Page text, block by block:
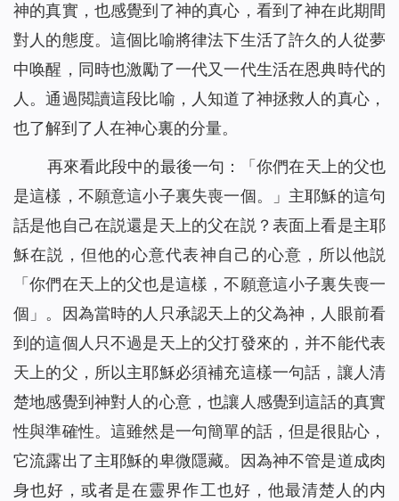
神的真實，也感覺到了神的真心，看到了神在此期間
對人的態度。這個比喻將律法下生活了許久的人從夢
中唤醒，同時也激勵了一代又一代生活在恩典時代的
人。通過閲讀這段比喻，人知道了神拯救人的真心，
也了解到了人在神心裏的分量。
再來看此段中的最後一句：「你們在天上的父也
是這樣，不願意這小子裏失喪一個。」主耶穌的這句
話是他自己在説還是天上的父在説？表面上看是主耶
穌在説，但他的心意代表神自己的心意，所以他説
「你們在天上的父也是這樣，不願意這小子裏失喪一
個」。因為當時的人只承認天上的父為神，人眼前看
到的這個人只不過是天上的父打發來的，并不能代表
天上的父，所以主耶穌必須補充這樣一句話，讓人清
楚地感覺到神對人的心意，也讓人感覺到這話的真實
性與準確性。這雖然是一句簡單的話，但是很貼心，
它流露出了主耶穌的卑微隱藏。因為神不管是道成肉
身也好，或者是在靈界作工也好，他最清楚人的内